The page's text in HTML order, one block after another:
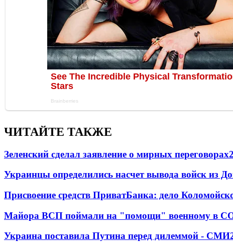
ЧИТАЙТЕ ТАКЖЕ
Зеленский сделал заявление о мирных переговорах
Украинцы определились насчет вывода войск из
Присвоение средств ПриватБанка: дело
Майора ВСП поймали на "помощи" военному в
Украина поставила Путина перед дилеммой - СМИ